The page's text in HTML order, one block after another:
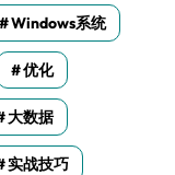
Windows系统
优化
大数据
实战技巧